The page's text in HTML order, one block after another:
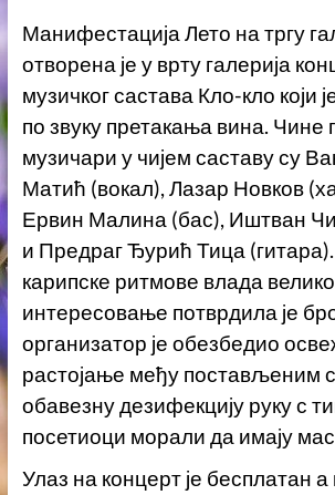
Манифестација Лето на тргу
отворена је у врту галерија
музичког састава Кло-кло који
по звуку претакања вина. Чине
музичари у чијем саставу су
Матић (вокал), Лазар Новков
Ервин Малина (бас), Иштван
и Предраг Ђурић Тица
карипске ритмове влада велико
интересовање потврдила је
организатор је обезбедио
растојање међу постављеним
обавезну дезифекцију руку с
посетиоци морали да имају
Улаз на концерт је бесплатан